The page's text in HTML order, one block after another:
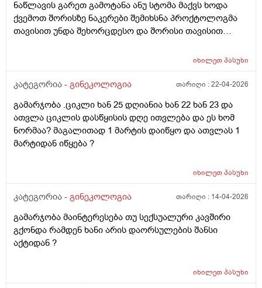
ნაწლავის გარეთ გამოტანა ანუ სტომა მაქვს ხოდა
ქვემოთ შორისზე ნაკერები შემიხსნა პროქტოლოგმა
თავისით უნდა შეხორცდესო და შორისი თავისით
იხილეთპასუხი
კატეგორია - გინეკოლოგია თარიღი :22-04-2026
გამარჯობა .ციკლი ხან 25 დღიანია ხან 22 ხან 23 და
ათვლა ციკლის დასწყისის დღე ითვლება და ეს ხომ
ნორმაა? მაგალითად 1 მარტის დაიწყო და ათვლას 1
მარტიდან იწყება ?
იხილეთპასუხი
კატეგორია - გინეკოლოგია თარიღი : 14-04-2026
გამარჯობა მაინტერესება თუ სექსუალური კავშირი
გქონდა რამდენ ხანი არის დაორსულების შანსი
აქტიდან ?
იხილეთპასუხი